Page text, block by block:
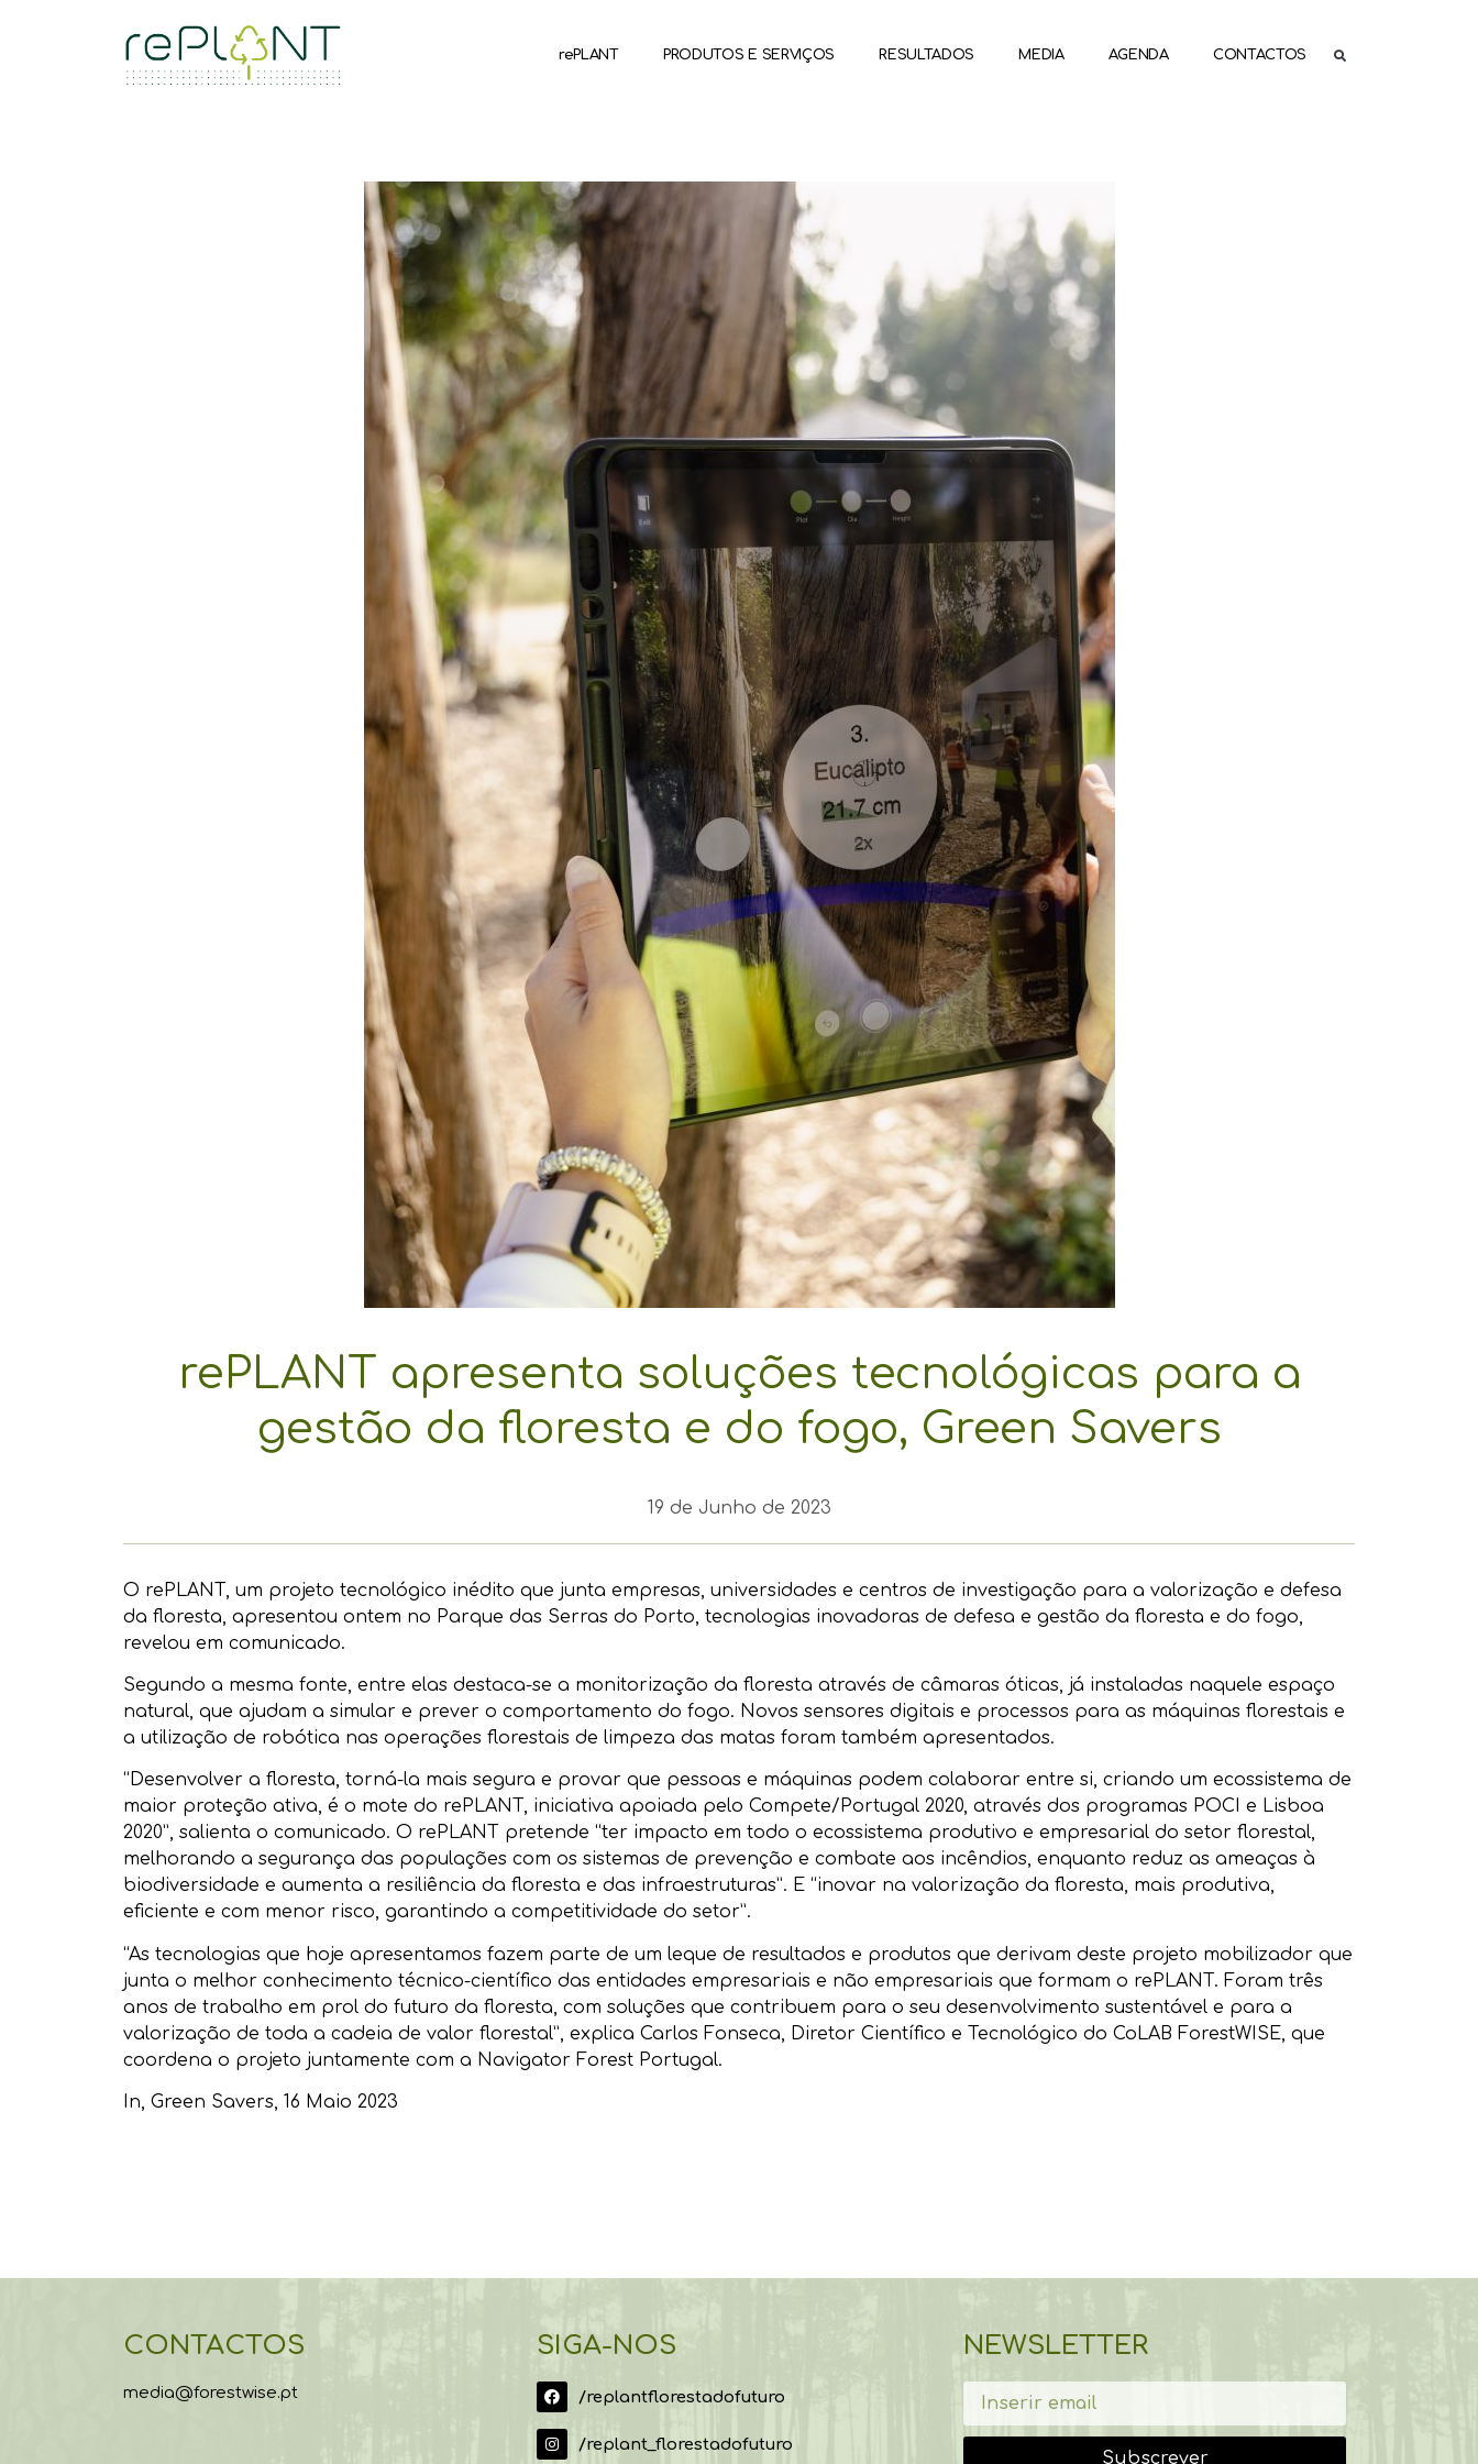
rePLANT PRODUTOS E SERVIÇOS RESULTADOS MEDIA AGENDA CONTACTOS
rePLANT apresenta soluções tecnológicas para a
gestão da floresta e do fogo, Green Savers
19 de Junho de 2023
O rePLANT, um projeto tecnológico inédito que junta empresas, universidades e centros de investigação para a valorização e defesa
da floresta, apresentou ontem no Parque das Serras do Porto, tecnologias inovadoras de defesa e gestão da floresta e do fogo,
revelou em comunicado.
Segundo a mesma fonte, entre elas destaca-se a monitorização da floresta através de câmaras óticas, já instaladas naquele espaço
natural, que ajudam a simular e prever o comportamento do fogo. Novos sensores digitais e processos para as máquinas florestais e
a utilização de robótica nas operações florestais de limpeza das matas foram também apresentados.
“Desenvolver a floresta, torná-la mais segura e provar que pessoas e máquinas podem colaborar entre si, criando um ecossistema de
maior proteção ativa, é o mote do rePLANT, iniciativa apoiada pelo Compete/Portugal 2020, através dos programas POCI e Lisboa
2020”, salienta o comunicado. O rePLANT pretende “ter impacto em todo o ecossistema produtivo e empresarial do setor florestal,
melhorando a segurança das populações com os sistemas de prevenção e combate aos incêndios, enquanto reduz as ameaças à
biodiversidade e aumenta a resiliência da floresta e das infraestruturas”. E “inovar na valorização da floresta, mais produtiva,
eficiente e com menor risco, garantindo a competitividade do setor”.
“As tecnologias que hoje apresentamos fazem parte de um leque de resultados e produtos que derivam deste projeto mobilizador que
junta o melhor conhecimento técnico-científico das entidades empresariais e não empresariais que formam o rePLANT. Foram três
anos de trabalho em prol do futuro da floresta, com soluções que contribuem para o seu desenvolvimento sustentável e para a
valorização de toda a cadeia de valor florestal”, explica Carlos Fonseca, Diretor Científico e Tecnológico do CoLAB ForestWISE, que
coordena o projeto juntamente com a Navigator Forest Portugal.
In, Green Savers, 16 Maio 2023
CONTACTOS
media@forestwise.pt
SIGA-NOS
/replantflorestadofuturo
/replant_florestadofuturo
NEWSLETTER
Subscrever